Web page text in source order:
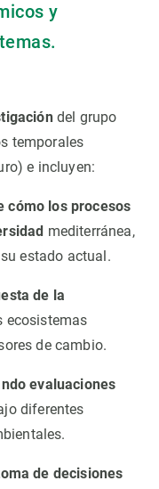
y
del grupo
temporales
e incluyen:
cómo los procesos
mediterránea,
estado actual.
de la
ecosistemas
de cambio.
evaluaciones
diferentes
de decisiones